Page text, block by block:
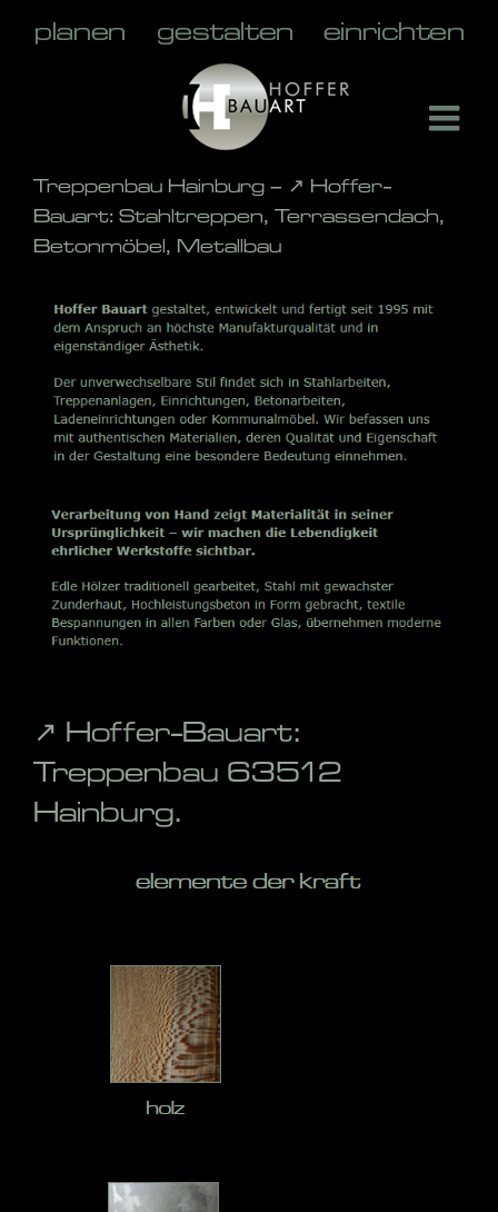
Treppenbau Hainburg – ↗️ Hoffer-
Bauart: Stahltreppen, Terrassendach,
Betonmöbel, Metallbau
↗️ Hoffer-Bauart:
Treppenbau 63512
Hainburg.